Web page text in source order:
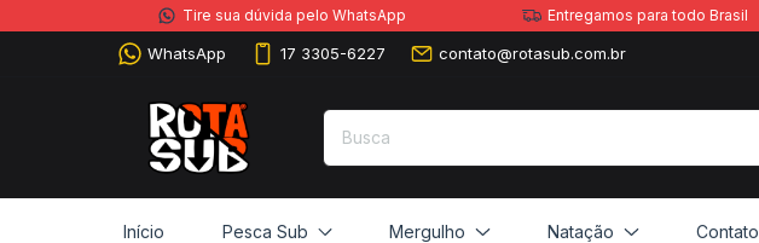
Tire sua dúvida pelo WhatsApp Entregamos para todo Brasil
WhatsApp 17 3305-6227 contato@rotasub.com.br
Início Pesca Sub Mergulho Natação Contato